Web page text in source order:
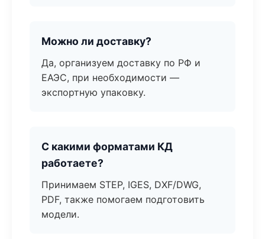
Можно ли доставку?
Да, организуем доставку по РФ и
ЕАЭС, при необходимости —
экспортную упаковку.
С какими форматами КД
работаете?
Принимаем STEP, IGES, DXF/DWG,
PDF, также помогаем подготовить
модели.